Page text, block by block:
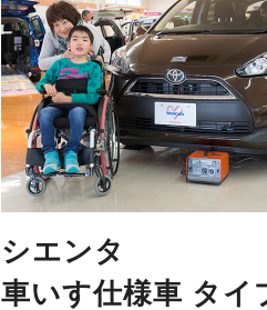
シエンタ
車いす仕様車 タ